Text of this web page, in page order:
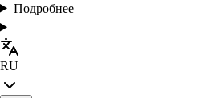
Подробнее
RU